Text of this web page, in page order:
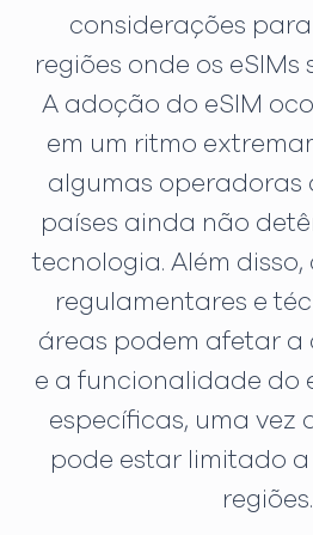
considerações para
regiões onde os eSIMs
A adoção do eSIM
em um ritmo
algumas operadoras
países ainda não
tecnologia. Além
regulamentares e
áreas podem afetar a
e a funcionalidade do
específicas, uma vez
pode estar limitado
regiões.